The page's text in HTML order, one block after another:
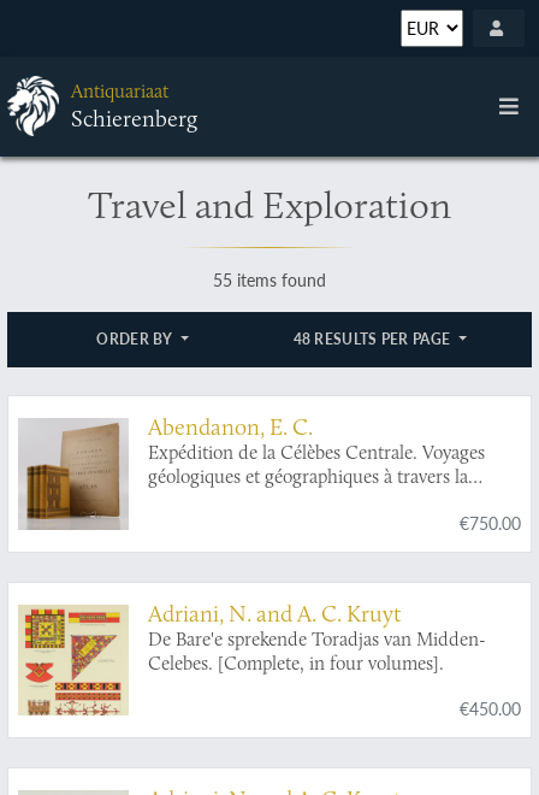
Antiquariaat
Schierenberg
Travel and Exploration
55 items found
ORDER BY 48 RESULTS PER PAGE
Abendanon, E. C.
Expédition de la Célèbes Centrale. Voyages
géologiques et géographiques à travers la
€750.00
Adriani, N. and A. C. Kruyt
De Bare'e sprekende Toradjas van Midden-
Celebes. [Complete, in four volumes].
€450.00